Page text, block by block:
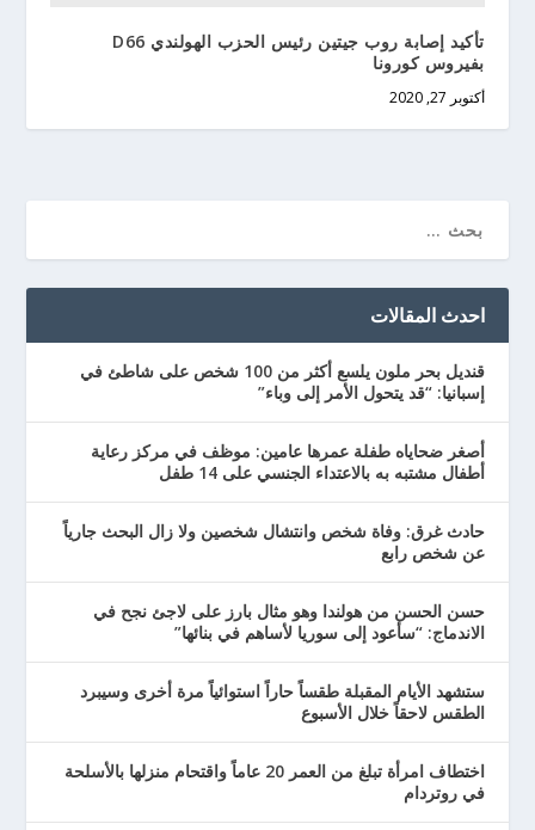
تأكيد إصابة روب جيتين رئيس الحزب الهولندي D66
بفيروس كورونا
أكتوبر 27, 2020
احدث المقالات
قنديل بحر ملون يلسع أكثر من 100 شخص على شاطئ في
إسبانيا: “قد يتحول الأمر إلى وباء”
أصغر ضحاياه طفلة عمرها عامين: موظف في مركز رعاية
أطفال مشتبه به بالاعتداء الجنسي على 14 طفل
حادث غرق: وفاة شخص وانتشال شخصين ولا زال البحث جارياً
عن شخص رابع
حسن الحسن من هولندا وهو مثال بارز على لاجئ نجح في
الاندماج: “سأعود إلى سوريا لأساهم في بنائها”
ستشهد الأيام المقبلة طقساً حاراً استوائياً مرة أخرى وسيبرد
الطقس لاحقاً خلال الأسبوع
اختطاف امرأة تبلغ من العمر 20 عاماً واقتحام منزلها بالأسلحة
في روتردام